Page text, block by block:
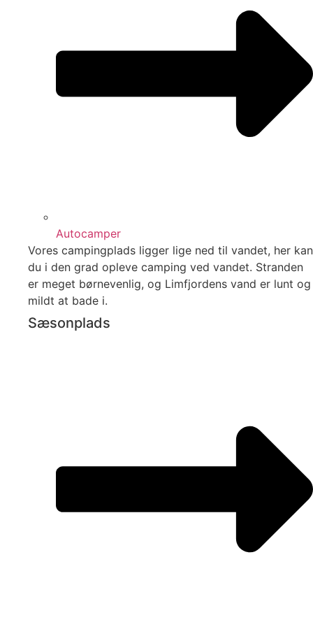
Autocamper
Vores campingplads ligger lige ned til vandet, her kan
du i den grad opleve camping ved vandet. Stranden
er meget børnevenlig, og Limfjordens vand er lunt og
mildt at bade i.
Sæsonplads